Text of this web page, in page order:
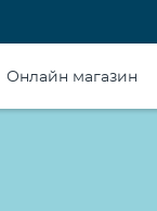
Онлайн магазин